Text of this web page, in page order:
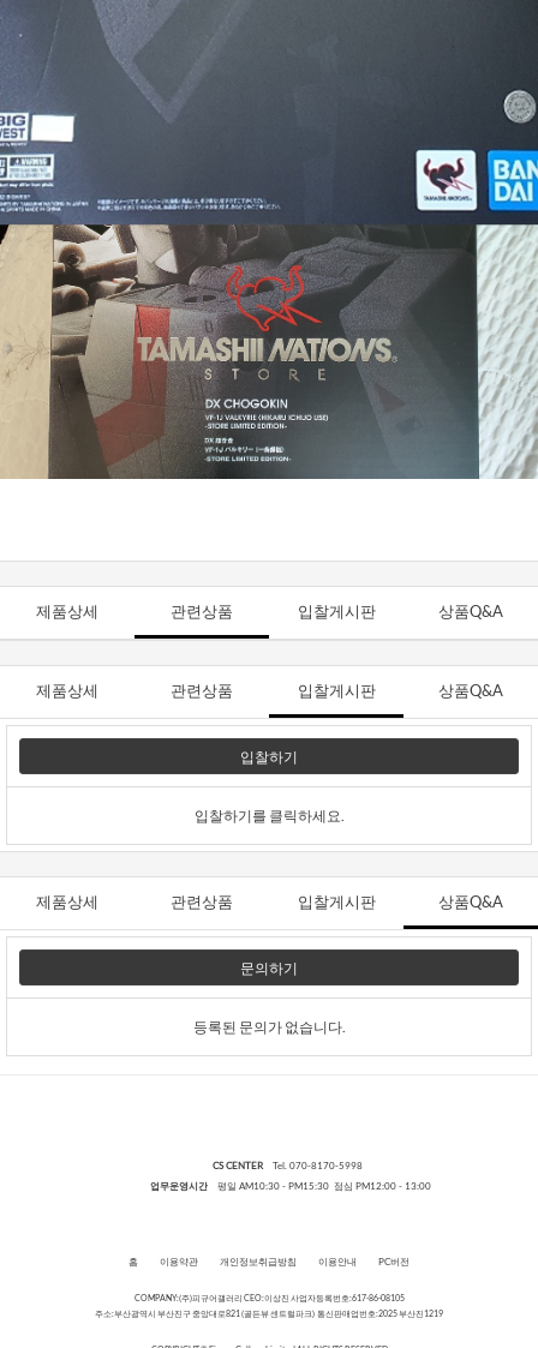
제품상세 관련상품 입찰게시판 상품Q&A
제품상세 관련상품 입찰게시판 상품Q&A
입찰하기
입찰하기를 클릭하세요.
제품상세 관련상품 입찰게시판 상품Q&A
문의하기
등록된 문의가 없습니다.
CS CENTER Tel. 070-8170-5998
업무운영시간평일 AM10:30 - PM15:30 점심 PM12:00 - 13:00
홈 이용약관 개인정보취급방침 이용안내 PC버전
COMPANY:(주)피규어갤러리 CEO:이상진 사업자등록번호:617-86-08105
주소:부산광역시 부산진구 중앙대로821 (골든뷰 센트럴파크) 통신판매업번호:2025 부산진1219